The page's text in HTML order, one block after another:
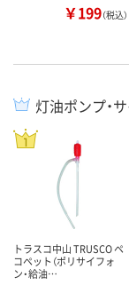
￥199（税込）
灯油ポンプ・
トラスコ中山 TRUSCO ペ
コペット（ポリサイフォ
ン・給油…